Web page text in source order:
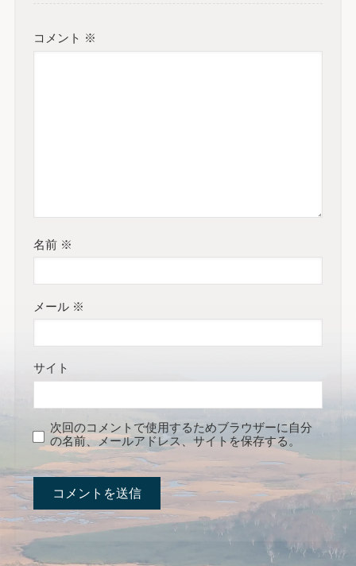
コメント ※
名前 ※
メール ※
サイト
次回のコメントで使用するためブラウザーに自分
の名前、メールアドレス、サイトを保存する。